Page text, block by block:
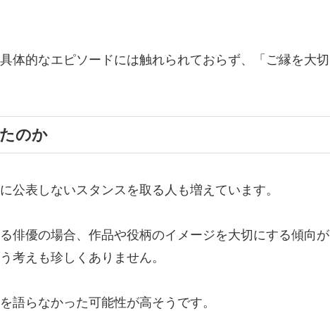
体的なエピソードには触れられておらず、「ご縁を大切
のか
公表しないスタンスを取る人も増えています。
俳優の場合、作品や役柄のイメージを大切にする傾向が
考えも珍しくありません。
語らなかった可能性が高そうです。